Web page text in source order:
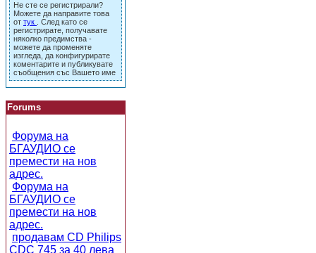
Не сте се регистрирали?
Можете да направите това
от тук
. След като се
регистрирате, получавате
няколко предимства -
можете да променяте
изгледа, да конфигурирате
коментарите и публикувате
съобщения със Вашето име
Forums
Форума на
БГАУДИО се
премести на нов
адрес.
Форума на
БГАУДИО се
премести на нов
адрес.
продавам CD Philips
CDC 745 за 40 лева